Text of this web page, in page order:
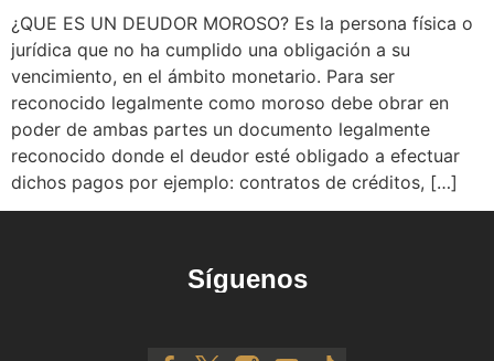
¿QUE ES UN DEUDOR MOROSO? Es la persona física o
jurídica que no ha cumplido una obligación a su
vencimiento, en el ámbito monetario. Para ser
reconocido legalmente como moroso debe obrar en
poder de ambas partes un documento legalmente
reconocido donde el deudor esté obligado a efectuar
dichos pagos por ejemplo: contratos de créditos, […]
Síguenos